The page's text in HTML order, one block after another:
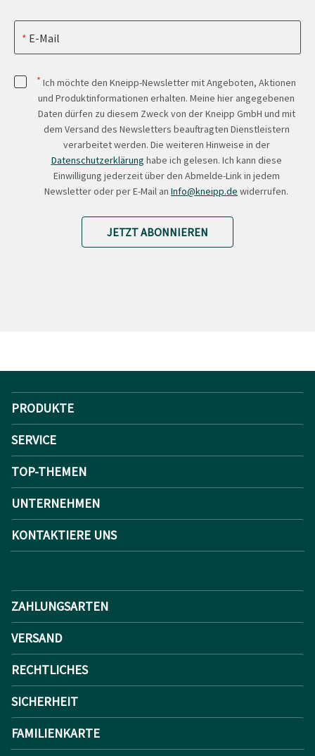
E-Mail
* Ich möchte den Kneipp-Newsletter mit Angeboten, Aktionen
und Produktinformationen erhalten. Meine hier angegebenen
Daten dürfen zu diesem Zweck von der Kneipp GmbH und mit
dem Versand des Newsletters beauftragten Dienstleistern
verarbeitet werden. Die weiteren Hinweise in der
Datenschutzerklärung habe ich gelesen. Ich kann diese
Einwilligung jederzeit über den Abmelde-Link in jedem
Newsletter oder per E-Mail an Info@kneipp.de widerrufen.
JETZT ABONNIEREN
PRODUKTE
SERVICE
TOP-THEMEN
UNTERNEHMEN
KONTAKTIERE UNS
ZAHLUNGSARTEN
VERSAND
RECHTLICHES
SICHERHEIT
FAMILIENKARTE